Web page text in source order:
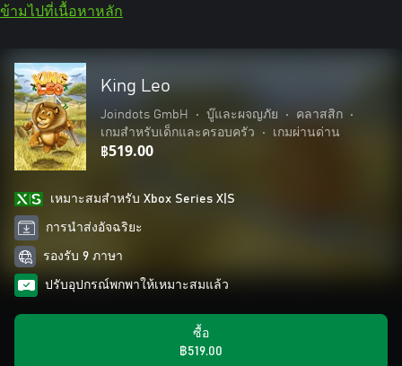
ข้ามไปที่เนื้อหาหลัก
King Leo
Joindots GmbH • บู๊และผจญภัย • คลาสสิก
•
เกมสำหรับเด็กและครอบครัว
• เกมผ่านด่าน
฿519.00
เหมาะสมสําหรับ Xbox Series X|S
การนำส่งอัจฉริยะ
รองรับ 9 ภาษา
ปรับอุปกรณ์พกพาให้เหมาะสมแล้ว
ซื้อ
฿519.00